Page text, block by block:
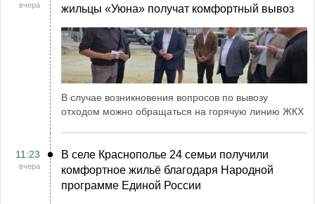
вчера
жильцы «Уюна» получат комфортный вывоз
В случае возникновения вопросов по вывозу
отходом можно обращаться на горячую линию ЖКХ
11:23
вчера
В селе Краснополье 24 семьи получили
комфортное жильё благодаря Народной
программе Единой России